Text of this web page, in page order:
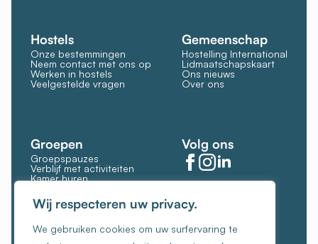
Hostels
Onze bestemmingen
Neem contact met ons op
Werken in hostels
Veelgestelde vragen
Gemeenschap
Hostelling International
Lidmaatschapskaart
Ons nieuws
Over ons
Groepen
Groepspauzes
Verblijf met activiteiten
Kamer huren
Volg ons
Cookies beheren
Algemene voorwaarden
Wij respecteren uw privacy.
We gebruiken cookies om uw surfervaring te